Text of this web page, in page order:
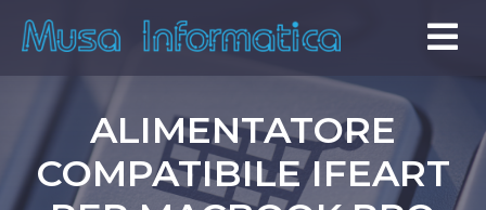
ALIMENTATORE
COMPATIBILE IFEART